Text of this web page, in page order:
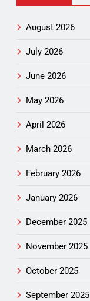
August 2026
July 2026
June 2026
May 2026
April 2026
March 2026
February 2026
January 2026
December 2025
November 2025
October 2025
September 2025